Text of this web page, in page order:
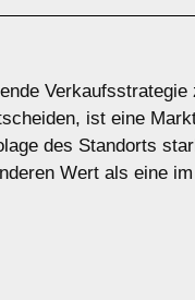
Verkaufsstrategie
ist eine
des Standorts
Wert als eine